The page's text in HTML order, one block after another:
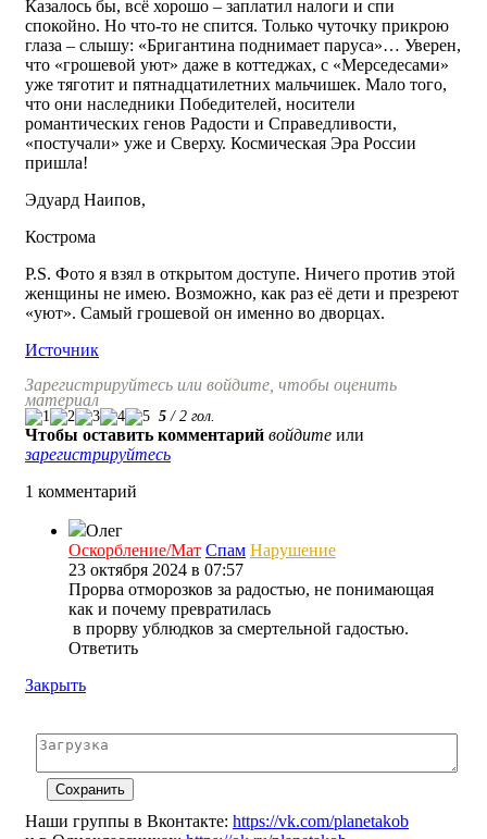
Казалось бы, всё хорошо – заплатил налоги и спи
спокойно. Но что-то не спится. Только чуточку прикрою
глаза – слышу: «Бригантина поднимает паруса»… Уверен,
что «грошевой уют» даже в коттеджах, с «Мерседесами»
уже тяготит и пятнадцатилетних мальчишек. Мало того,
что они наследники Победителей, носители
романтических генов Радости и Справедливости,
«постучали» уже и Сверху. Космическая Эра России
пришла!
Эдуард Наипов,
Кострома
P.S. Фото я взял в открытом доступе. Ничего против этой
женщины не имею. Возможно, как раз её дети и презреют
«уют». Самый грошевой он именно во дворцах.
Источник
Зарегистрируйтесь или войдите, чтобы оценить
материал
5 / 2 гол.
Чтобы оставить комментарий войдите или
зарегистрируйтесь
1 комментарий
Олег
Оскорбление/Мат Спам Нарушение
23 октября 2024 в 07:57
Прорва отморозков за радостью, не понимающая
как и почему превратилась
в прорву ублюдков за смертельной гадостью.
Ответить
Закрыть
Наши группы в Вконтакте: https://vk.com/planetakob